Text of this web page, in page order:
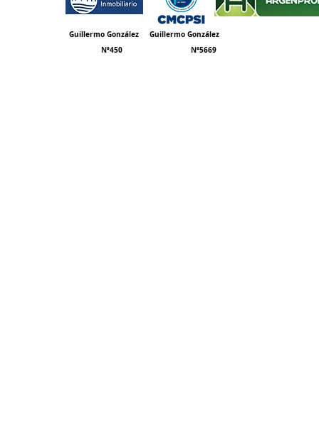
Guillermo González Guillermo González
Nº450 Nº5669